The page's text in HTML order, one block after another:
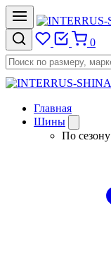
0
Главная
Шины
По сезону